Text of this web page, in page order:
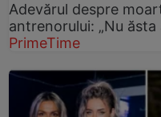
Adevărul despre
antrenorului: „Nu
PrimeTime